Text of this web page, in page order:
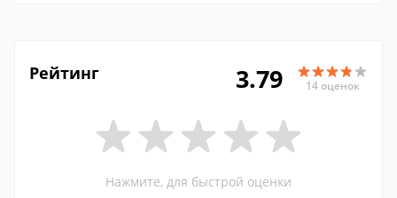
Рейтинг 3.79 14 оценок
Нажмите, для быстрой оценки